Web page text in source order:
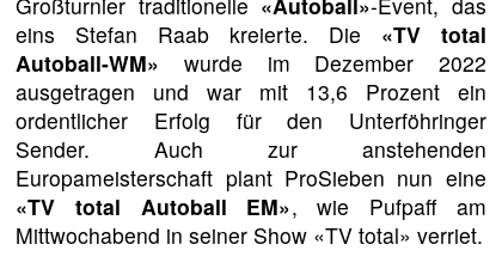
eins Stefan Raab kreierte. Die «TV total
Autoball-WM» wurde im Dezember 2022
ausgetragen und war mit 13,6 Prozent ein
ordentlicher Erfolg für den Unterföhringer
Sender. Auch zur anstehenden
Europameisterschaft plant ProSieben nun eine
«TV total Autoball EM», wie Pufpaff am
Mittwochabend in seiner Show «TV total» verriet.